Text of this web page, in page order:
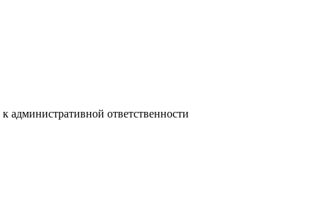
ответственности